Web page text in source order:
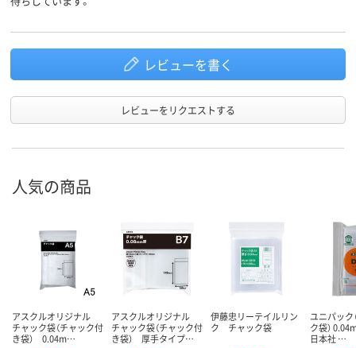
レビューを書く
レビューをリクエストする
人気の商品
アスクルオリジナル
チャック袋（チャック付
き袋） 0.04m…
アスクルオリジナル
チャック袋（チャック付
き袋） 厚手タイプ…
伊藤忠リーテイルリン
ク チャック袋
ユニパック
ク袋）
日本社 …